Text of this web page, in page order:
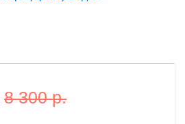
8 300 р.